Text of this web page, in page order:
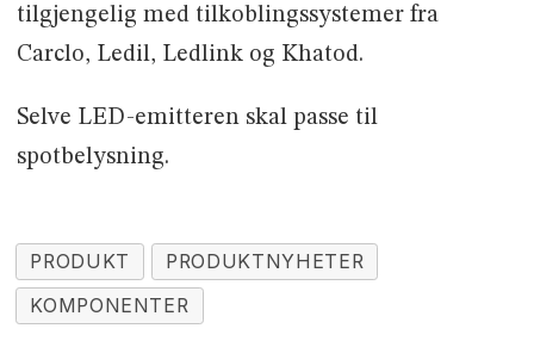
tilgjengelig med tilkoblingssystemer fra
Carclo, Ledil, Ledlink og Khatod.
Selve LED-emitteren skal passe til
spotbelysning.
PRODUKT
PRODUKTNYHETER
KOMPONENTER